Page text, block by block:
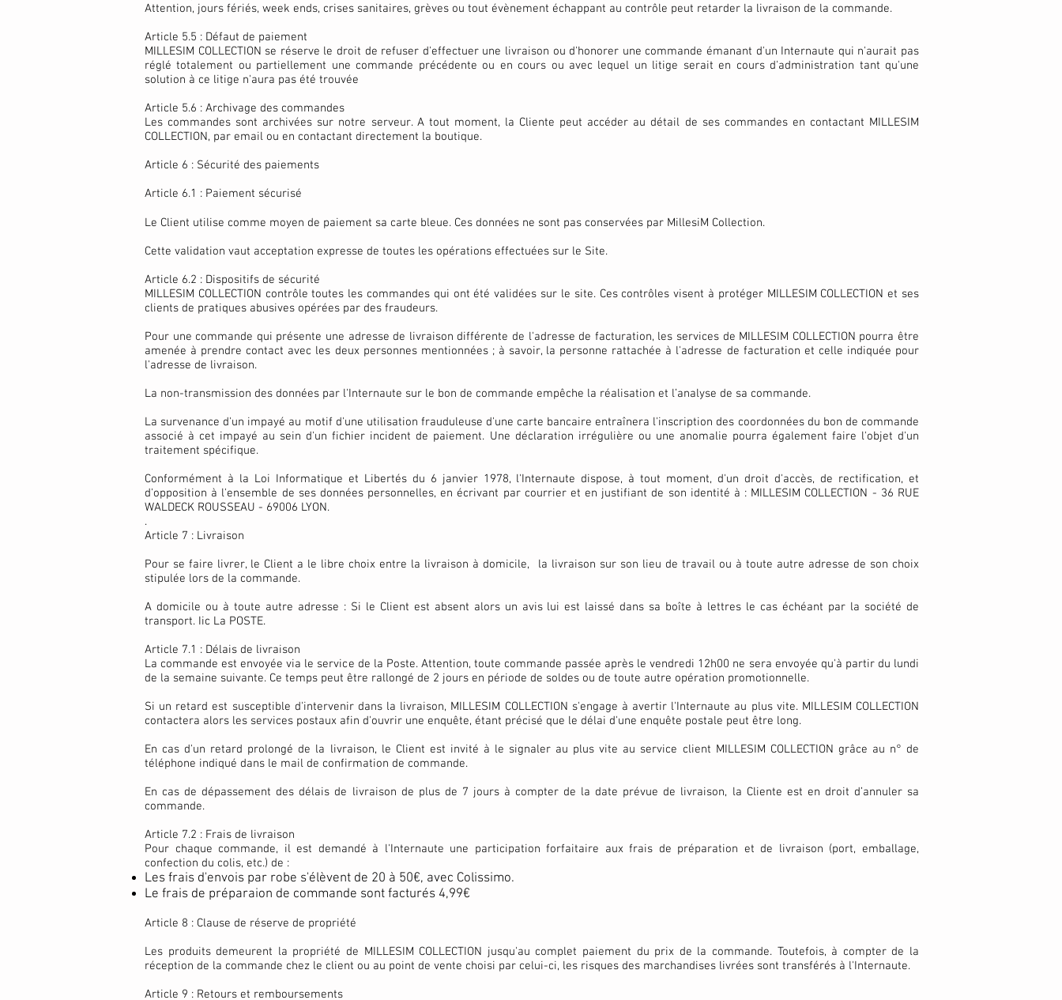
Attention, jours fériés, week ends, crises sanitaires, grèves ou tout évènement échappant au contrôle peut retarder la livraison de la commande.
Article 5.5 : Défaut de paiement
MILLESIM COLLECTION se réserve le droit de refuser d'effectuer une livraison ou d'honorer une commande émanant d'un Internaute qui n'aurait pas
réglé totalement ou partiellement une commande précédente ou en cours ou avec lequel un litige serait en cours d'administration tant qu'une
solution à ce litige n'aura pas été trouvée
Article 5.6 : Archivage des commandes
Les commandes sont archivées sur notre serveur. A tout moment, la Cliente peut accéder au détail de ses commandes en contactant MILLESIM
COLLECTION, par email ou en contactant directement la boutique.
Article 6 : Sécurité des paiements
Article 6.1 : Paiement sécurisé
Le Client utilise comme moyen de paiement sa carte bleue. Ces données ne sont pas conservées par MillesiM Collection.
Cette validation vaut acceptation expresse de toutes les opérations effectuées sur le Site.
Article 6.2 : Dispositifs de sécurité
MILLESIM COLLECTION contrôle toutes les commandes qui ont été validées sur le site. Ces contrôles visent à protéger MILLESIM COLLECTION et ses
clients de pratiques abusives opérées par des fraudeurs.
Pour une commande qui présente une adresse de livraison différente de l'adresse de facturation, les services de MILLESIM COLLECTION pourra être
amenée à prendre contact avec les deux personnes mentionnées ; à savoir, la personne rattachée à l'adresse de facturation et celle indiquée pour
l'adresse de livraison.
La non-transmission des données par l'Internaute sur le bon de commande empêche la réalisation et l’analyse de sa commande.
La survenance d'un impayé au motif d'une utilisation frauduleuse d'une carte bancaire entraînera l'inscription des coordonnées du bon de commande
associé à cet impayé au sein d'un fichier incident de paiement. Une déclaration irrégulière ou une anomalie pourra également faire l'objet d'un
traitement spécifique.
Conformément à la Loi Informatique et Libertés du 6 janvier 1978, l'Internaute dispose, à tout moment, d'un droit d'accès, de rectification, et
d'opposition à l'ensemble de ses données personnelles, en écrivant par courrier et en justifiant de son identité à : MILLESIM COLLECTION - 36 RUE
WALDECK ROUSSEAU - 69006 LYON.
.
Article 7 : Livraison
Pour se faire livrer, le Client a le libre choix entre la livraison à domicile, la livraison sur son lieu de travail ou à toute autre adresse de son choix
stipulée lors de la commande.
A domicile ou à toute autre adresse : Si le Client est absent alors un avis lui est laissé dans sa boîte à lettres le cas échéant par la société de
transport. Iic La POSTE.
Article 7.1 : Délais de livraison
La commande est envoyée via le service de la Poste. Attention, toute commande passée après le vendredi 12h00 ne sera envoyée qu'à partir du lundi
de la semaine suivante. Ce temps peut être rallongé de 2 jours en période de soldes ou de toute autre opération promotionnelle.
Si un retard est susceptible d'intervenir dans la livraison, MILLESIM COLLECTION s'engage à avertir l'Internaute au plus vite. MILLESIM COLLECTION
contactera alors les services postaux afin d'ouvrir une enquête, étant précisé que le délai d'une enquête postale peut être long.
En cas d'un retard prolongé de la livraison, le Client est invité à le signaler au plus vite au service client MILLESIM COLLECTION grâce au n° de
téléphone indiqué dans le mail de confirmation de commande.
En cas de dépassement des délais de livraison de plus de 7 jours à compter de la date prévue de livraison, la Cliente est en droit d’annuler sa
commande.
Article 7.2 : Frais de livraison
Pour chaque commande, il est demandé à l'Internaute une participation forfaitaire aux frais de préparation et de livraison (port, emballage,
confection du colis, etc.) de :
Les frais d'envois par robe s'élèvent de 20 à 50€, avec Colissimo.
Le frais de préparaion de commande sont facturés 4,99€
Article 8 : Clause de réserve de propriété
Les produits demeurent la propriété de MILLESIM COLLECTION jusqu'au complet paiement du prix de la commande. Toutefois, à compter de la
réception de la commande chez le client ou au point de vente choisi par celui-ci, les risques des marchandises livrées sont transférés à l'Internaute.
Article 9 : Retours et remboursements